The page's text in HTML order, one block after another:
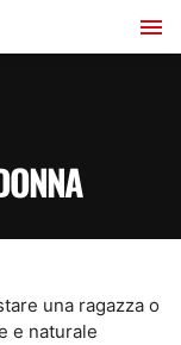
una ragazza o
e naturale